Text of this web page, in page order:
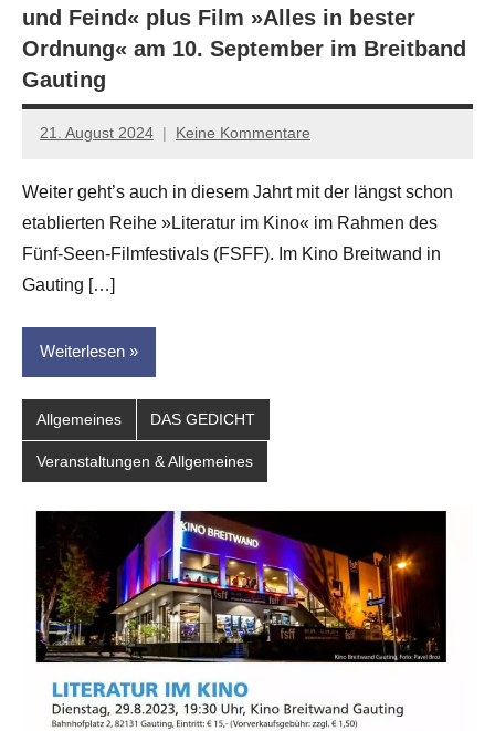
und Feind« plus Film »Alles in bester
Ordnung« am 10. September im Breitband
Gauting
21. August 2024
Jan-
Hornauer
für
dasgedichtblog
Keine Kommentare
Weiter geht’s auch in diesem Jahrt mit der längst schon
etablierten Reihe »Literatur im Kino« im Rahmen des
Fünf-Seen-Filmfestivals (FSFF). Im Kino Breitwand in
Gauting […]
Weiterlesen
Allgemeines DAS GEDICHT
Veranstaltungen & Allgemeines